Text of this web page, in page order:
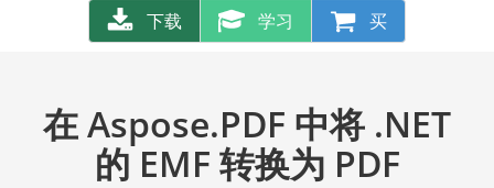
下载 学习 买
在 Aspose.PDF 中将 .NET
的 EMF 转换为 PDF